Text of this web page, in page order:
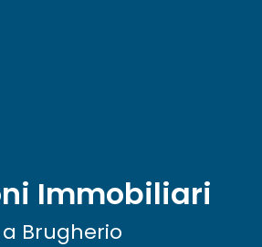
Immobiliari
Brugherio